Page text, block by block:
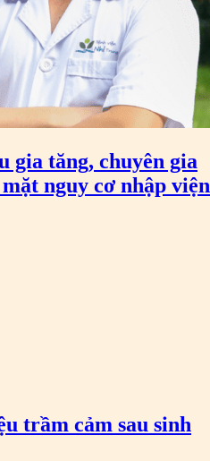
gia tăng, chuyên gia
nguy cơ nhập viện
trầm cảm sau sinh